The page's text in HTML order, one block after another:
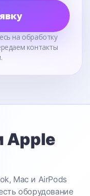
на обработку
контакты
Apple
Mac и AirPods
оборудование